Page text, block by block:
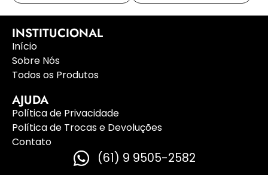
INSTITUCIONAL
Início
Sobre Nós
Todos os Produtos
AJUDA
Política de Privacidade
Política de Trocas e Devoluções
Contato
(61) 9 9505-2582